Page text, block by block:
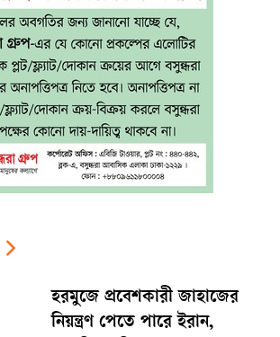
হরমুজে প্রবেশকারী জাহাজের
নিয়ন্ত্রণ পেতে পারে ইরান,